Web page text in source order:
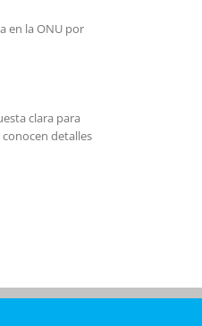
en la ONU por
clara para
detalles